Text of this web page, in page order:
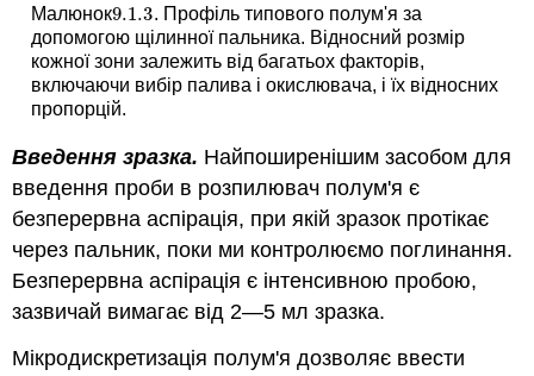
Малюнок9.1.3
9.1.3. Профіль типового полум'я за
допомогою щілинної пальника. Відносний розмір
кожної зони залежить від багатьох факторів,
включаючи вибір палива і окислювача, і їх відносних
пропорцій.
Введення зразка. Найпоширенішим засобом для
введення проби в розпилювач полум'я є
безперервна аспірація, при якій зразок протікає
через пальник, поки ми контролюємо поглинання.
Безперервна аспірація є інтенсивною пробою,
зазвичай вимагає від 2—5 мл зразка.
Мікродискретизація полум'я дозволяє ввести